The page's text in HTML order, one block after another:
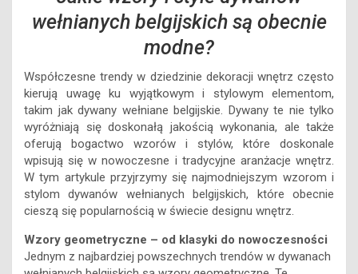
Jakie wzory i style dywanów
wełnianych belgijskich są obecnie
modne?
Współczesne trendy w dziedzinie dekoracji wnętrz często
kierują uwagę ku wyjątkowym i stylowym elementom,
takim jak dywany wełniane belgijskie. Dywany te nie tylko
wyróżniają się doskonałą jakością wykonania, ale także
oferują bogactwo wzorów i stylów, które doskonale
wpisują się w nowoczesne i tradycyjne aranżacje wnętrz.
W tym artykule przyjrzymy się najmodniejszym wzorom i
stylom dywanów wełnianych belgijskich, które obecnie
cieszą się popularnością w świecie designu wnętrz.
Wzory geometryczne – od klasyki do nowoczesności